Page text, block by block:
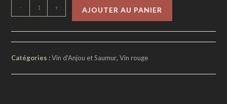
- + AJOUTER AU PANIER
Catégories :Vin d'Anjou et Saumur,Vin rouge